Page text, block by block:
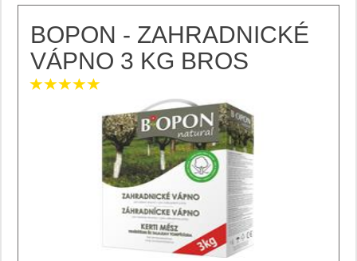
BOPON - ZAHRADNICKÉ
VÁPNO 3 KG BROS